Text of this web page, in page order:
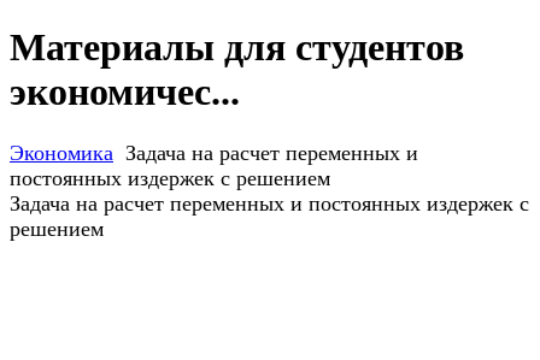
Материалы для студентов
экономичес...
Экономика Задача на расчет переменных и
постоянных издержек с решением
Задача на расчет переменных и постоянных издержек с
решением